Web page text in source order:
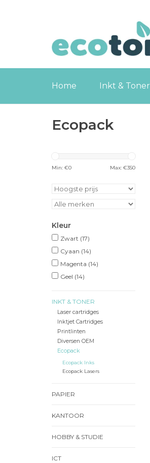
Home Inkt & Toner
Ecopack
Min: €0 Max: €350
Kleur
Zwart (17)
Cyaan (14)
Magenta (14)
Geel (14)
INKT & TONER
Laser cartridges
Inktjet Cartridges
Printlinten
Diversen OEM
Ecopack
Ecopack Inks
Ecopack Lasers
PAPIER
KANTOOR
HOBBY & STUDIE
ICT